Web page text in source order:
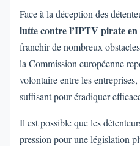
Face à la déception des
lutte contre l’IPTV pirate
franchir de nombreux
la Commission européenne
volontaire entre les
suffisant pour éradiquer
Il est possible que les
pression pour une législation